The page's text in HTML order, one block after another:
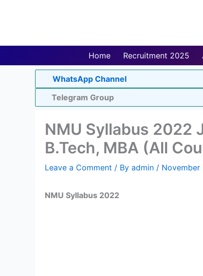
Home Recruitment 2025
WhatsApp Channel
Telegram Group
NMU Syllabus 2022
B.Tech, MBA (All
Leave a Comment / By admin / November
NMU Syllabus 2022